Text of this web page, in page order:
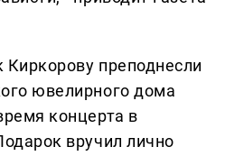
Киркорову преподнесли
ювелирного дома
концерта в
вручил лично